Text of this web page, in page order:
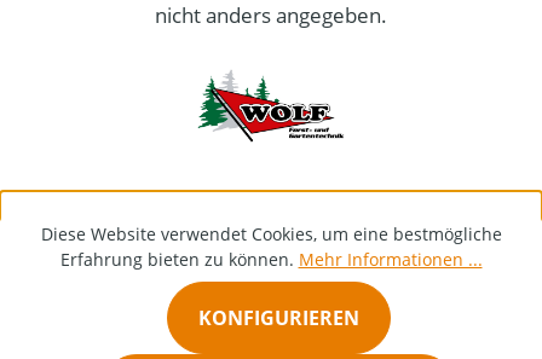
nicht anders angegeben.
Diese Website verwendet Cookies, um eine bestmögliche
Erfahrung bieten zu können. Mehr Informationen ...
KONFIGURIEREN